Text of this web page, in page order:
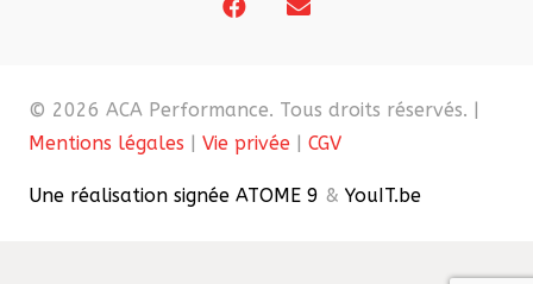
© 2026 ACA Performance. Tous droits réservés. |
Mentions légales | Vie privée | CGV
Une réalisation signée ATOME 9 & YouIT.be